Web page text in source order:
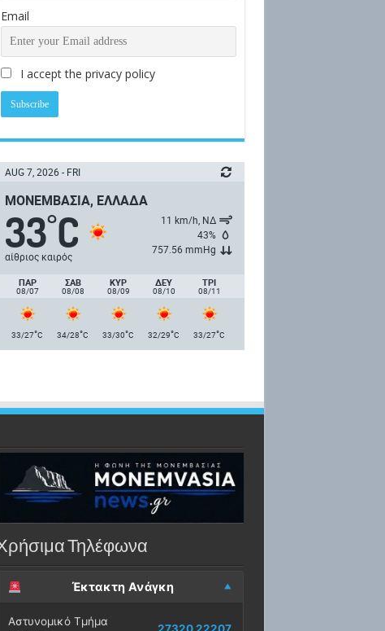
Email
I accept the privacy policy
AUG 7, 2026 - FRI
ΜΟΝΕΜΒΑΣΙΆ, ΕΛΛΆΔΑ
33°C
αίθριος καιρός
11 km/h, ΝΔ
43%
757.56 mmHg
ΠΑΡ
08/07
ΣΑΒ
08/08
ΚΥΡ
08/09
ΔΕΥ
08/10
ΤΡΙ
08/11
33/27°C 34/28°C 33/30°C 32/29°C 33/27°C
Τηλέφωνα
Έκτακτη Ανάγκη
Αστυνομικό Τμήμα